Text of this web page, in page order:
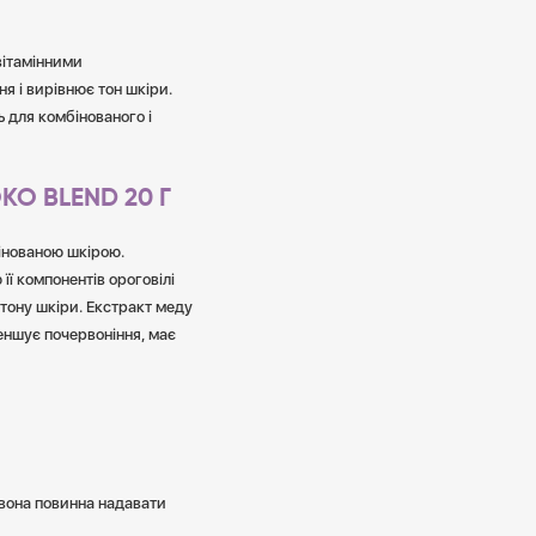
і вирівнює тон шкіри.
комбінованого і
BLEND 20 Г
шкірою.
компонентів ороговілі
шкіри. Екстракт меду
почервоніння, має
повинна надавати